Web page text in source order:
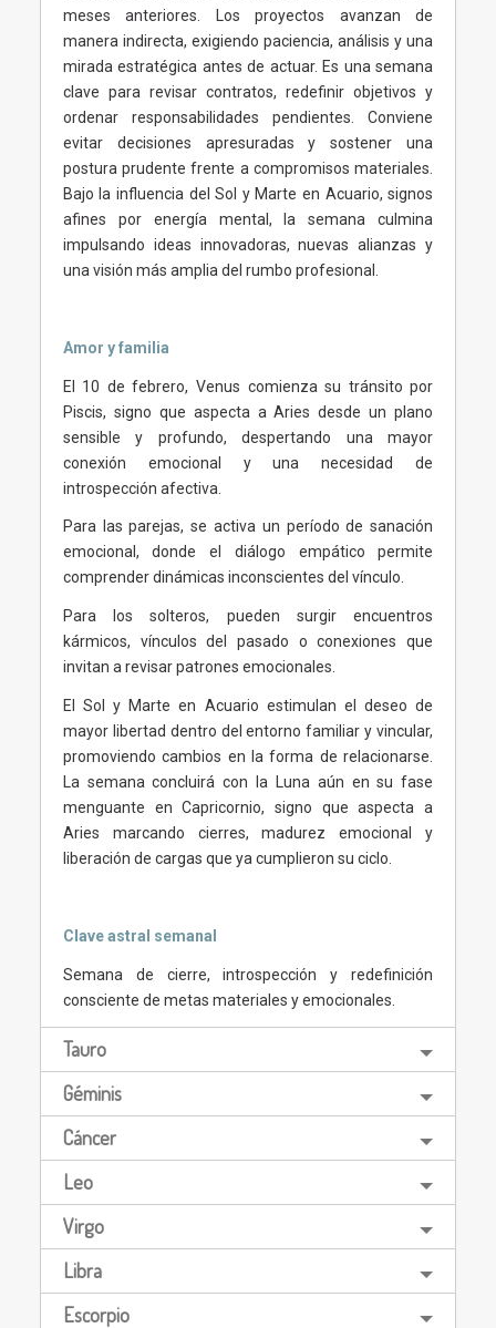
meses anteriores. Los proyectos avanzan de
manera indirecta, exigiendo paciencia, análisis y una
mirada estratégica antes de actuar. Es una semana
clave para revisar contratos, redefinir objetivos y
ordenar responsabilidades pendientes. Conviene
evitar decisiones apresuradas y sostener una
postura prudente frente a compromisos materiales.
Bajo la influencia del Sol y Marte en Acuario, signos
afines por energía mental, la semana culmina
impulsando ideas innovadoras, nuevas alianzas y
una visión más amplia del rumbo profesional.
Amor y familia
El 10 de febrero, Venus comienza su tránsito por
Piscis, signo que aspecta a Aries desde un plano
sensible y profundo, despertando una mayor
conexión emocional y una necesidad de
introspección afectiva.
Para las parejas, se activa un período de sanación
emocional, donde el diálogo empático permite
comprender dinámicas inconscientes del vínculo.
Para los solteros, pueden surgir encuentros
kármicos, vínculos del pasado o conexiones que
invitan a revisar patrones emocionales.
El Sol y Marte en Acuario estimulan el deseo de
mayor libertad dentro del entorno familiar y vincular,
promoviendo cambios en la forma de relacionarse.
La semana concluirá con la Luna aún en su fase
menguante en Capricornio, signo que aspecta a
Aries marcando cierres, madurez emocional y
liberación de cargas que ya cumplieron su ciclo.
Clave astral semanal
Semana de cierre, introspección y redefinición
consciente de metas materiales y emocionales.
Tauro
Géminis
Cáncer
Leo
Virgo
Libra
Escorpio